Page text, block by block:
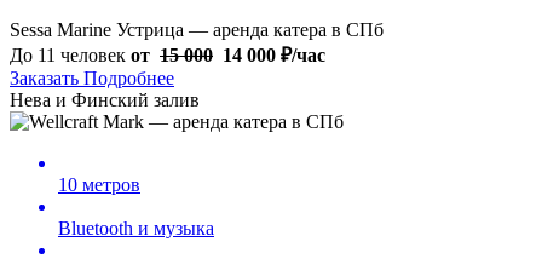
Sessa Marine Устрица — аренда катера в СПб
До 11 человек от 15 000 14 000 ₽/час
Заказать Подробнее
Нева и Финский залив
10 метров
Bluetooth и музыка